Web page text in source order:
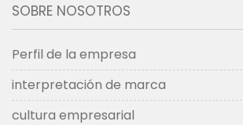
SOBRE NOSOTROS
Perfil de la empresa
interpretación de marca
cultura empresarial